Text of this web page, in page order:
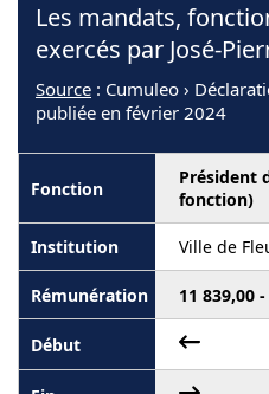
Les mandats,
exercés par José-
Source : Cumuleo ›
publiée en février 2024
Président
fonction)
Ville de
11 839,00